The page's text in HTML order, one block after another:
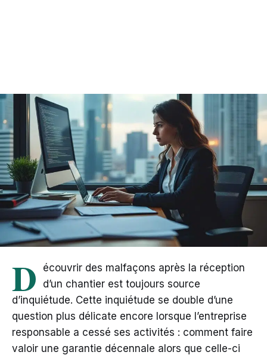
D
écouvrir des malfaçons après la réception
d’un chantier est toujours source
d’inquiétude. Cette inquiétude se double d’une
question plus délicate encore lorsque l’entreprise
responsable a cessé ses activités : comment faire
valoir une garantie décennale alors que celle-ci